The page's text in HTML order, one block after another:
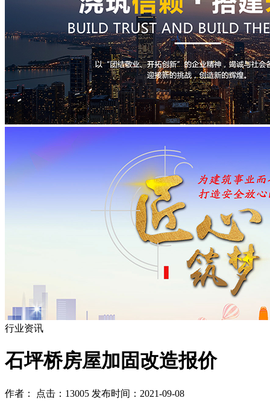
行业资讯
石坪桥房屋加固改造报价
作者： 点击：13005 发布时间：2021-09-08